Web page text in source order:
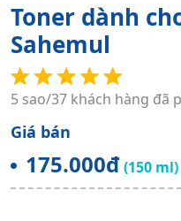
Toner dành
Sahemul
5 sao/37 khách hàng đã
Giá bán
175.000đ(150 ml)